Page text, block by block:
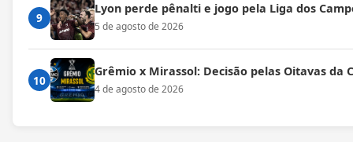
9
Lyon perde pênalti e jogo pela Liga dos
5 de agosto de 2026
10
Grêmio x Mirassol: Decisão pelas Oitavas da
4 de agosto de 2026